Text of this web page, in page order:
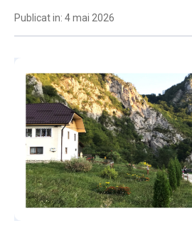
Publicat in: 4 mai 2026